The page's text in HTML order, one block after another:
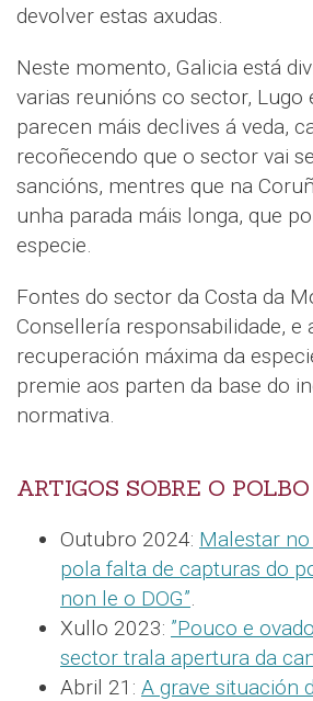
devolver estas axudas.
Neste momento, Galicia está
varias reunións co sector, Lugo
parecen máis declives á veda,
recoñecendo que o sector vai
sancións, mentres que na
unha parada máis longa, que
especie.
Fontes do sector da Costa da
Consellería responsabilidade, e
recuperación máxima da
premie aos parten da base do
normativa.
ARTIGOS SOBRE O POLBO
Outubro 2024: Malestar
pola falta de capturas do
non le o DOG”.
Xullo 2023: ”Pouco e
sector trala apertura da
Abril 21: A grave situación